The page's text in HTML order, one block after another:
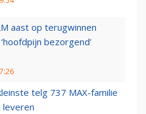
aast op terugwinnen
bezorgend’
telg 737 MAX-familie
leveren